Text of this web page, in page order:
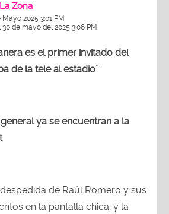
Zona
2025 3:01 PM
de mayo del 2025 3:06 PM
es el primer invitado del
de la tele al estadio¨
ya se encuentran a la
de Raúl Romero y sus
en la pantalla chica, y la